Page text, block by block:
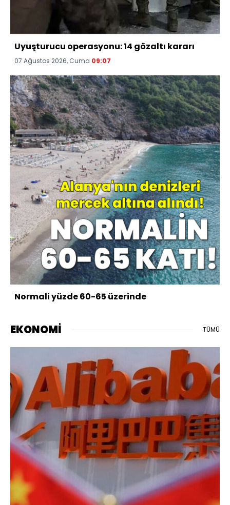
Uyuşturucu operasyonu: 14 gözaltı kararı
07 Ağustos 2026, Cuma 09:07
Normali yüzde 60-65 üzerinde
EKONOMİ TÜMÜ